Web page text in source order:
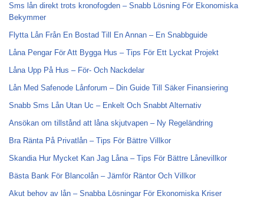
Sms lån direkt trots kronofogden – Snabb Lösning För Ekonomiska
Bekymmer
Flytta Lån Från En Bostad Till En Annan – En Snabbguide
Låna Pengar För Att Bygga Hus – Tips För Ett Lyckat Projekt
Låna Upp På Hus – För- Och Nackdelar
Lån Med Safenode Lånforum – Din Guide Till Säker Finansiering
Snabb Sms Lån Utan Uc – Enkelt Och Snabbt Alternativ
Ansökan om tillstånd att låna skjutvapen – Ny Regeländring
Bra Ränta På Privatlån – Tips För Bättre Villkor
Skandia Hur Mycket Kan Jag Låna – Tips För Bättre Lånevillkor
Bästa Bank För Blancolån – Jämför Räntor Och Villkor
Akut behov av lån – Snabba Lösningar För Ekonomiska Kriser